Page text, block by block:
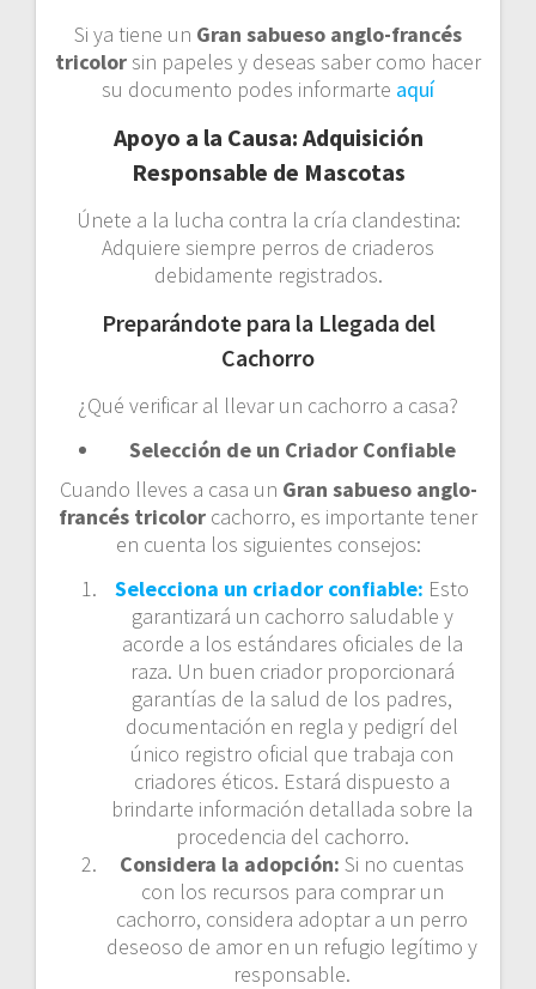
Si ya tiene un Gran sabueso anglo-francés
tricolor sin papeles y deseas saber como hacer
su documento podes informarte aquí
Apoyo a la Causa: Adquisición
Responsable de Mascotas
Únete a la lucha contra la cría clandestina:
Adquiere siempre perros de criaderos
debidamente registrados.
Preparándote para la Llegada del
Cachorro
¿Qué verificar al llevar un cachorro a casa?
Selección de un Criador Confiable
Cuando lleves a casa un Gran sabueso anglo-
francés tricolor cachorro, es importante tener
en cuenta los siguientes consejos:
Selecciona un criador confiable: Esto
garantizará un cachorro saludable y
acorde a los estándares oficiales de la
raza. Un buen criador proporcionará
garantías de la salud de los padres,
documentación en regla y pedigrí del
único registro oficial que trabaja con
criadores éticos. Estará dispuesto a
brindarte información detallada sobre la
procedencia del cachorro.
Considera la adopción: Si no cuentas
con los recursos para comprar un
cachorro, considera adoptar a un perro
deseoso de amor en un refugio legítimo y
responsable.